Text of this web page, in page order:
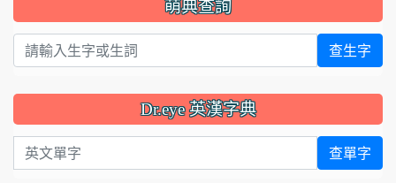
萌典查詢
查生字
Dr.eye 英漢字典
英文單字 查單字